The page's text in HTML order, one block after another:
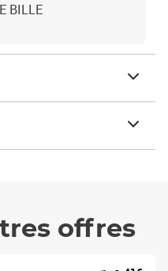
BILLE
offres